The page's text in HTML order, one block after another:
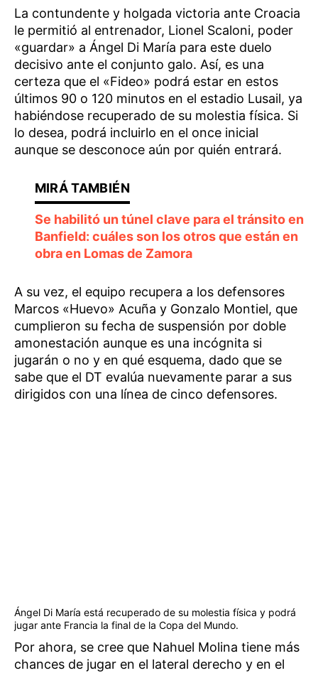
La contundente y holgada victoria ante Croacia
le permitió al entrenador, Lionel Scaloni, poder
«guardar» a Ángel Di María para este duelo
decisivo ante el conjunto galo. Así, es una
certeza que el «Fideo» podrá estar en estos
últimos 90 o 120 minutos en el estadio Lusail, ya
habiéndose recuperado de su molestia física. Si
lo desea, podrá incluirlo en el once inicial
aunque se desconoce aún por quién entrará.
Se habilitó un túnel clave para el tránsito en
Banfield: cuáles son los otros que están en
obra en Lomas de Zamora
A su vez, el equipo recupera a los defensores
Marcos «Huevo» Acuña y Gonzalo Montiel, que
cumplieron su fecha de suspensión por doble
amonestación aunque es una incógnita si
jugarán o no y en qué esquema, dado que se
sabe que el DT evalúa nuevamente parar a sus
dirigidos con una línea de cinco defensores.
Ángel Di María está recuperado de su molestia física y podrá
jugar ante Francia la final de la Copa del Mundo.
Por ahora, se cree que Nahuel Molina tiene más
chances de jugar en el lateral derecho y en el